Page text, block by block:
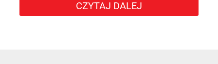
CZYTAJ DALEJ